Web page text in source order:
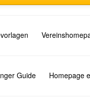
Guide Homepage